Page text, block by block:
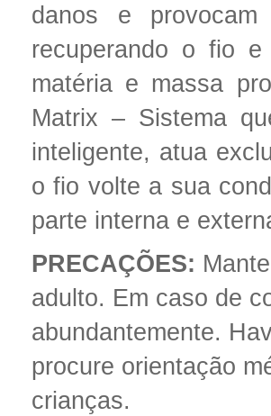
danos e
recuperando o fio
matéria e massa
Matrix – Sistema
inteligente, atua
o fio volte a sua
parte interna e
PRECAÇÕES:
adulto. Em caso de
abundantemente.
procure orientação
crianças.